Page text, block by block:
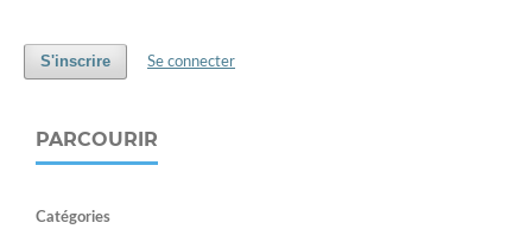
S'inscrire Se connecter
PARCOURIR
Catégories